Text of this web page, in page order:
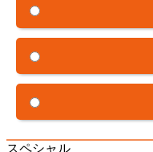
スペシャル